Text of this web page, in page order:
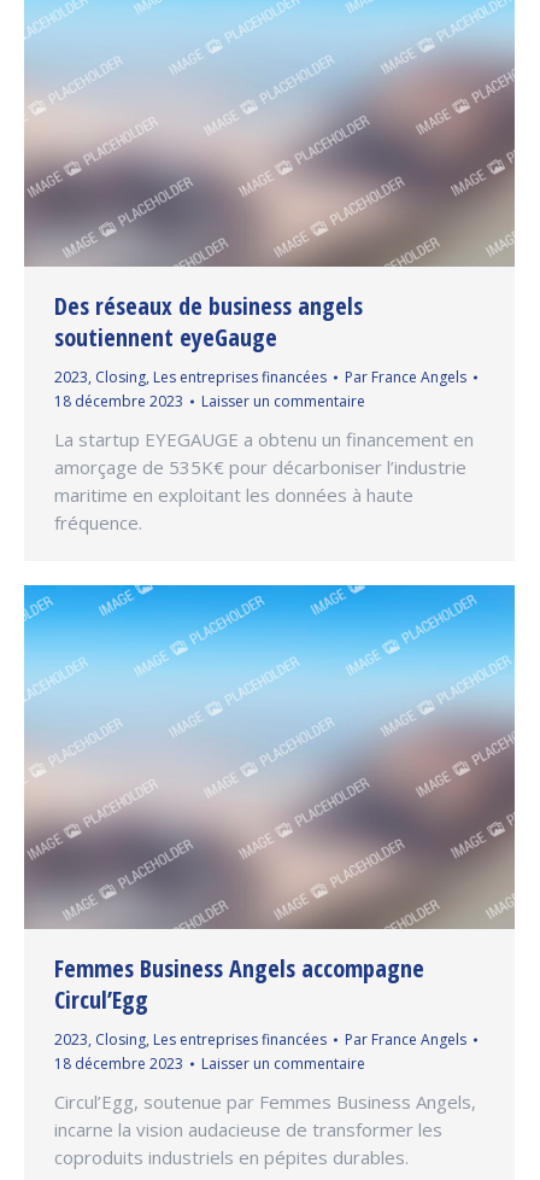
Des réseaux de business angels
soutiennent eyeGauge
2023, Closing, Les entreprises financées Par France Angels
18 décembre 2023
Laisser un commentaire
La startup EYEGAUGE a obtenu un financement en
amorçage de 535K€ pour décarboniser l’industrie
maritime en exploitant les données à haute
fréquence.
Femmes Business Angels accompagne
Circul’Egg
2023, Closing, Les entreprises financées Par France Angels
18 décembre 2023
Laisser un commentaire
Circul’Egg, soutenue par Femmes Business Angels,
incarne la vision audacieuse de transformer les
coproduits industriels en pépites durables.